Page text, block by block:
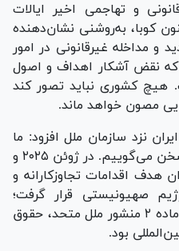
و تهاجمی اخیر ایالات
کوبا، به‌روشنی نشان‌دهنده
و مداخله غیرقانونی در امور
نقض آشکار اهداف و اصول
هیچ کشوری نباید تصور کند
مصون خواهد ماند.
نزد سازمان ملل افزود: ما
از تجربه‌ای مستقیم و دردناک سخن می‌گوییم. در ژوئن ۲۰۲۵ و
در ۲۸ فوریه ۲۰۲۶، ایران هدف اقدامات تجاوزکارانه و
صهیونیستی قرار گرفت؛
اقداماتی که نقض آشکار بند ۴ ماده ۲ منشور ملل متحد، حقوق
بود.